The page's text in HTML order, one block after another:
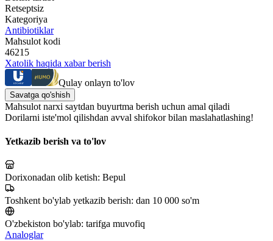
Retseptsiz
Kategoriya
Antibiotiklar
Mahsulot kodi
46215
Xatolik haqida xabar berish
Qulay onlayn to'lov
Savatga qo'shish
Mahsulot narxi saytdan buyurtma berish uchun amal qiladi
Dorilarni iste'mol qilishdan avval shifokor bilan maslahatlashing!
Yetkazib berish va to'lov
Dorixonadan olib ketish: Bepul
Toshkent bo'ylab yetkazib berish: dan 10 000 so'm
O'zbekiston bo'ylab: tarifga muvofiq
Analoglar